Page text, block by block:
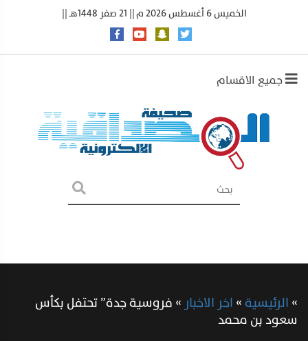
الخميس 6 أغسطس 2026 م || 21 صفر 1448هـ ||
جميع الاقسام
»الرئيسية»اخر الاخبار »فروسية جدة” تحتفل بكأس
سعود بن محمد